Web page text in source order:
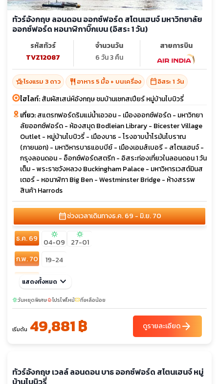
ทัวร์อังกฤษ ลอนดอน ออกซ์ฟอร์ด สโตนเฮนจ์ มหาวิทยาลัย
ออกซ์ฟอร์ด หอนาฬิกาบิ๊กเบน (อิสระ 1 วัน)
รหัสทัวร์
TVZ12087
จำนวนวัน
6 วัน 3 คืน
สายการบิน
hotel_classโรงแรม 3 ดาว restaurant อาหาร 5 มื้อ + บนเครื่อง calendar_todayอิสระ 1 วัน
ไฮไลท์:สัมผัสเสน่ห์อังกฤษ ชมบ้านเชกสเปียร์ หมู่บ้านไบบิวรี่
เที่ยว:สแตรทฟอร์ดริมแม่น้ำเอวอน - เมืองออกซ์ฟอร์ด - มหาวิทยา
ลัยออกซ์ฟอร์ด - ห้องสมุด Bodleian Library - Bicester Village
Outlet - หมู่บ้านไบบิวรี่ - เมืองบาธ - โรงอาบน้ำโรมันโบราณ
(ภายนอก) - มหาวิหารบาธแอบบีย์ - เมืองเอมส์เบอรี - สโตนเฮนจ์ -
กรุงลอนดอน - อ็อกซ์ฟอร์ดสตรีท - อิสระท่องเที่ยวในลอนดอน 1 วัน
เต็ม - พระราชวังหลวง Buckingham Palace - มหาวิหารเวสต์มินส
เตอร์ - หอนาฬิกา Big Ben - Westminster Bridge - ห้างสรรพ
สินค้า Harrods
calendar_monthช่วงเวลาเดินทางธ.ค. 69 - มิ.ย. 70
ธ.ค. 69 sunny
04-09
sunny
27-01
ก.พ. 70
19-24
มี.ค. 70
26-31
เม.ย. 70
sunny
09-14
sunny
11-16
30-05
พ.ค. 70
30-04
แสดงทั้งหมด keyboard_arrow_down
sunnyวันหยุดพิเศษlocal_fire_departmentโปรไฟไหม้confirmation_numberที่เหลือน้อย
เริ่มต้น 49,881 ฿ ดูรายละเอียดarrow_forward